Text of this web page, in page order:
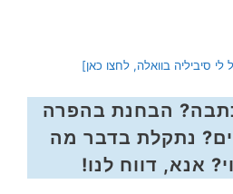
סיביליה בוואלה, לחצו כאן]
הבחנת בהפרה
נתקלת בדבר מה
אנא, דווח לנו!